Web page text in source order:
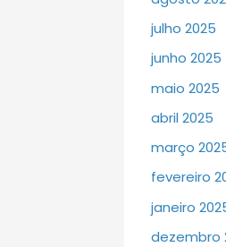
julho 2025
junho 2025
maio 2025
abril 2025
março
fevereiro
janeiro
dezembro